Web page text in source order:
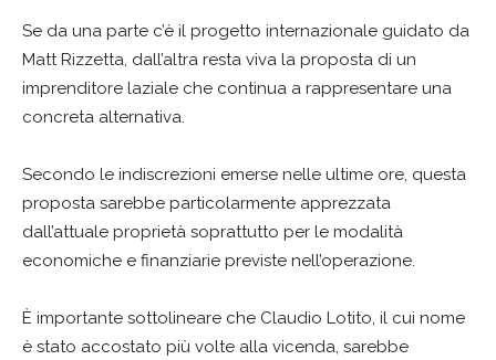
Se da una parte c’è il progetto internazionale guidato da
Matt Rizzetta, dall’altra resta viva la proposta di un
imprenditore laziale che continua a rappresentare una
concreta alternativa.
Secondo le indiscrezioni emerse nelle ultime ore, questa
proposta sarebbe particolarmente apprezzata
dall’attuale proprietà soprattutto per le modalità
economiche e finanziarie previste nell’operazione.
È importante sottolineare che Claudio Lotito, il cui nome
è stato accostato più volte alla vicenda, sarebbe